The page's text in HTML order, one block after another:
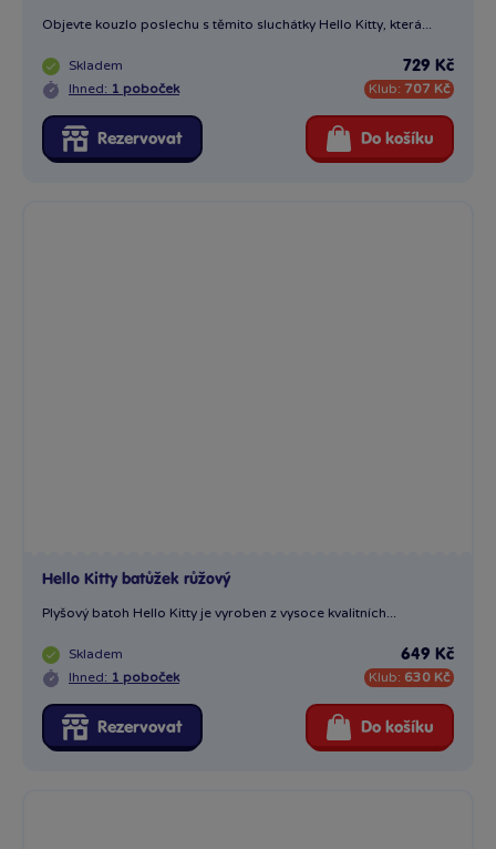
Objevte kouzlo poslechu s těmito sluchátky Hello Kitty, která...
Skladem
Ihned: 1 poboček
729 Kč
Klub: 707 Kč
Rezervovat Do košíku
Hello Kitty batůžek růžový
Plyšový batoh Hello Kitty je vyroben z vysoce kvalitních...
Skladem
Ihned: 1 poboček
649 Kč
Klub: 630 Kč
Rezervovat Do košíku